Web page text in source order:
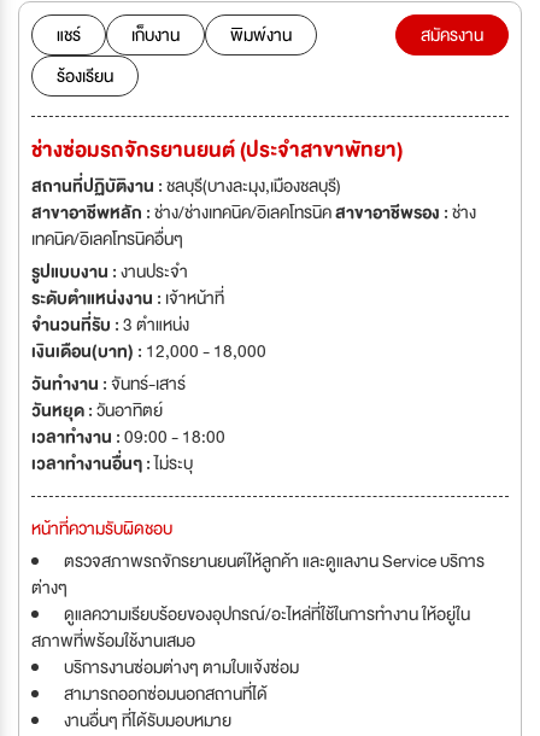
แชร์ เก็บงาน
พิมพ์งาน
ร้องเรียน
สมัครงาน
ช่างซ่อมรถจักรยานยนต์ (ประจำสาขาพัทยา)
สถานที่ปฏิบัติงาน :ชลบุรี(บางละมุง,เมืองชลบุรี)
สาขาอาชีพหลัก :ช่าง/ช่างเทคนิค/อิเลคโทรนิคสาขาอาชีพรอง :ช่าง
เทคนิค/อิเลคโทรนิคอื่นๆ
รูปแบบงาน :งานประจำ
ระดับตำแหน่งงาน : เจ้าหน้าที่
จำนวนที่รับ :3 ตำแหน่ง
เงินเดือน(บาท) : 12,000 - 18,000
วันทำงาน :จันทร์-เสาร์
วันหยุด :วันอาทิตย์
เวลาทำงาน :09:00 - 18:00
เวลาทำงานอื่นๆ :ไม่ระบุ
หน้าที่ความรับผิดชอบ
ตรวจสภาพรถจักรยานยนต์ให้ลูกค้า และดูแลงาน Service บริการ
ต่างๆ
ดูแลความเรียบร้อยของอุปกรณ์/อะไหล่ที่ใช้ในการทำงาน ให้อยู่ใน
สภาพที่พร้อมใช้งานเสมอ
บริการงานซ่อมต่างๆ ตามใบแจ้งซ่อม
สามารถออกซ่อมนอกสถานที่ได้
งานอื่นๆ ที่ได้รับมอบหมาย